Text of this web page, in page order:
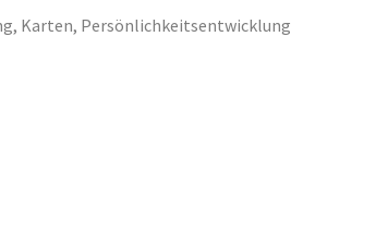
, Karten, Persönlichkeitsentwicklung